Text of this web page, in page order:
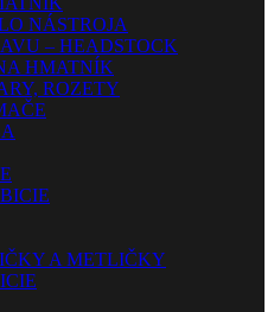
NÁSTROJA
– HEADSTOCK
HMATNÍK
ROZETY
A METLIČKY